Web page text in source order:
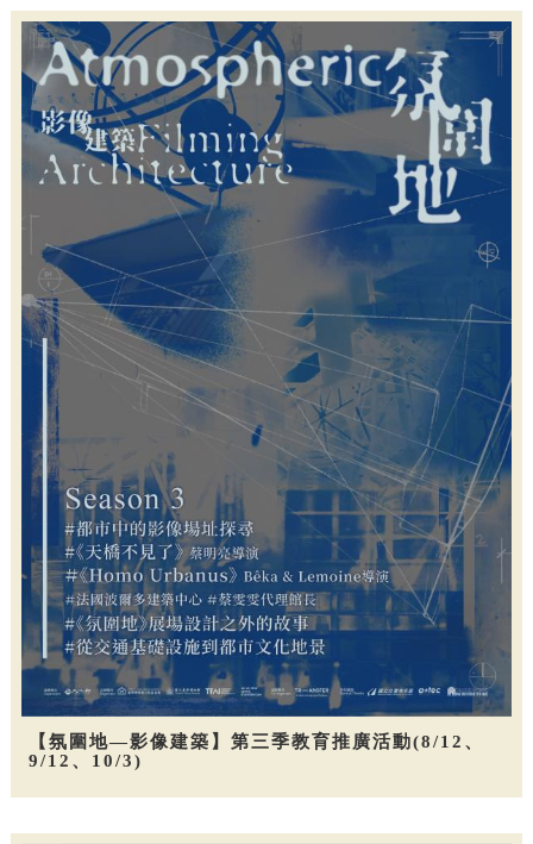
【氛圍地—影像建築】第三季教育推廣活動(8/12、
9/12、10/3)